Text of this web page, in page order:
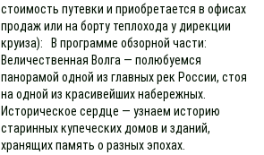
стоимость путевки и приобретается в офисах
продаж или на борту теплохода у дирекции
круиза): В программе обзорной части:
Величественная Волга — полюбуемся
панорамой одной из главных рек России, стоя
на одной из красивейших набережных.
Историческое сердце — узнаем историю
старинных купеческих домов и зданий,
хранящих память о разных эпохах.